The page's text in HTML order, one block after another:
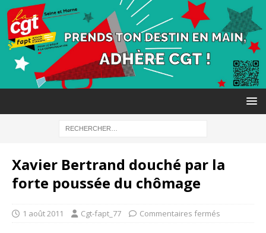
Xavier Bertrand douché par la
forte poussée du chômage
1 août 2011 Cgt-fapt_77 Commentaires fermés